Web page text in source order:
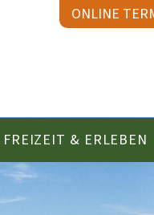
ONLINE
FREIZEIT & ERLEBEN